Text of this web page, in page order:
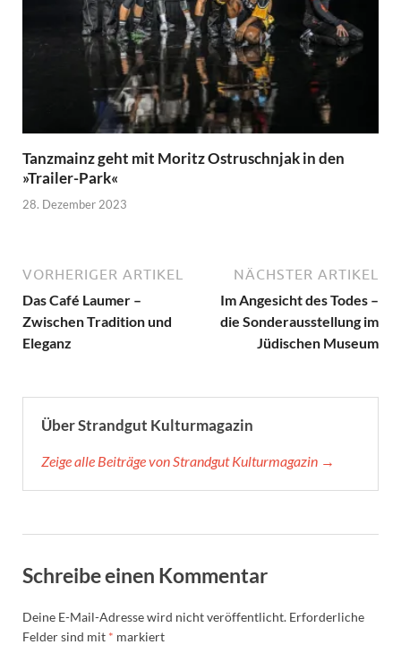
Tanzmainz geht mit Moritz Ostruschnjak in den
»Trailer-Park«
28. Dezember 2023
VORHERIGER ARTIKEL
Das Café Laumer –
Zwischen Tradition und
Eleganz
NÄCHSTER ARTIKEL
Im Angesicht des Todes –
die Sonderausstellung im
Jüdischen Museum
Über Strandgut Kulturmagazin
Zeige alle Beiträge von Strandgut Kulturmagazin →
Schreibe einen Kommentar
Deine E-Mail-Adresse wird nicht veröffentlicht. Erforderliche
Felder sind mit * markiert